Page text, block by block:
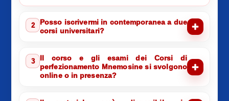
2
Posso iscrivermi in contemporanea a due
corsi universitari?
3
Il corso e gli esami dei Corsi di
perfezionamento Mnemosine si svolgono
online o in presenza?